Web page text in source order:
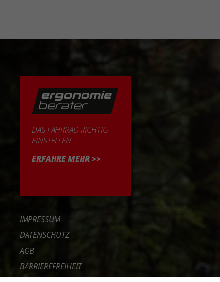
DAS FAHRRAD RICHTIG
EINSTELLEN
ERFAHRE MEHR >>
IMPRESSUM
DATENSCHUTZ
AGB
BARRIEREFREIHEIT